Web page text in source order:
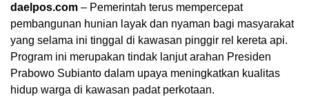
daelpos.com – Pemerintah terus mempercepat
pembangunan hunian layak dan nyaman bagi masyarakat
yang selama ini tinggal di kawasan pinggir rel kereta api.
Program ini merupakan tindak lanjut arahan Presiden
Prabowo Subianto dalam upaya meningkatkan kualitas
hidup warga di kawasan padat perkotaan.